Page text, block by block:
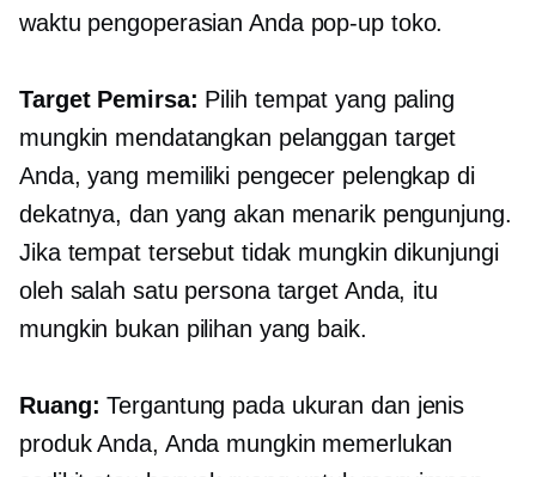
waktu pengoperasian Anda pop-uptoko.
Target Pemirsa: Pilih tempat yang paling
mungkin mendatangkan pelanggan target
Anda, yang memiliki pengecer pelengkap di
dekatnya, dan yang akan menarik pengunjung.
Jika tempat tersebut tidak mungkin dikunjungi
oleh salah satu persona target Anda, itu
mungkin bukan pilihan yang baik.
Ruang: Tergantung pada ukuran dan jenis
produk Anda, Anda mungkin memerlukan